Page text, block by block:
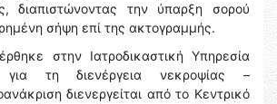
διαπιστώνοντας την ύπαρξη σορού
σήψη επί της ακτογραμμής.
στην Ιατροδικαστική Υπηρεσία
για τη διενέργεια νεκροψίας –
διενεργείται από το Κεντρικό